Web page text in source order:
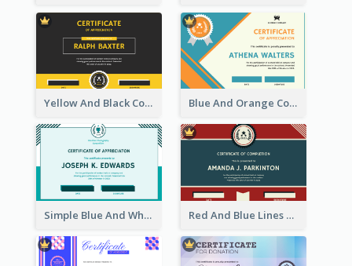
Yellow And Black Contrast Simple Certificate Blue And Orange Company Triangles With Badge Certificate
Simple Blue And White Rectangle Certificate Red And Blue Lines And Badge Completion Certificate